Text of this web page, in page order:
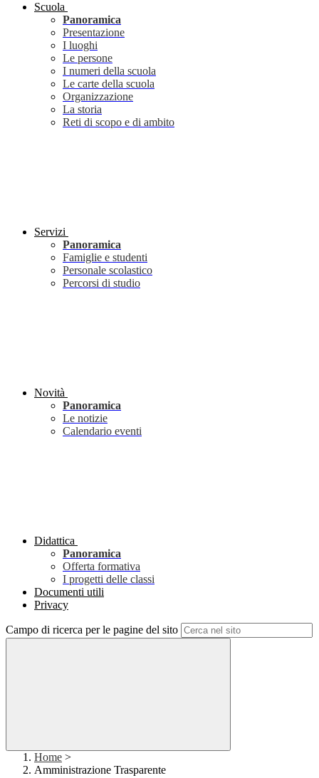
Scuola
Panoramica
Presentazione
I luoghi
Le persone
I numeri della scuola
Le carte della scuola
Organizzazione
La storia
Reti di scopo e di ambito
Servizi
Panoramica
Famiglie e studenti
Personale scolastico
Percorsi di studio
Novità
Panoramica
Le notizie
Calendario eventi
Didattica
Panoramica
Offerta formativa
I progetti delle classi
Documenti utili
Privacy
Campo di ricerca per le pagine del sito
Home >
Amministrazione Trasparente